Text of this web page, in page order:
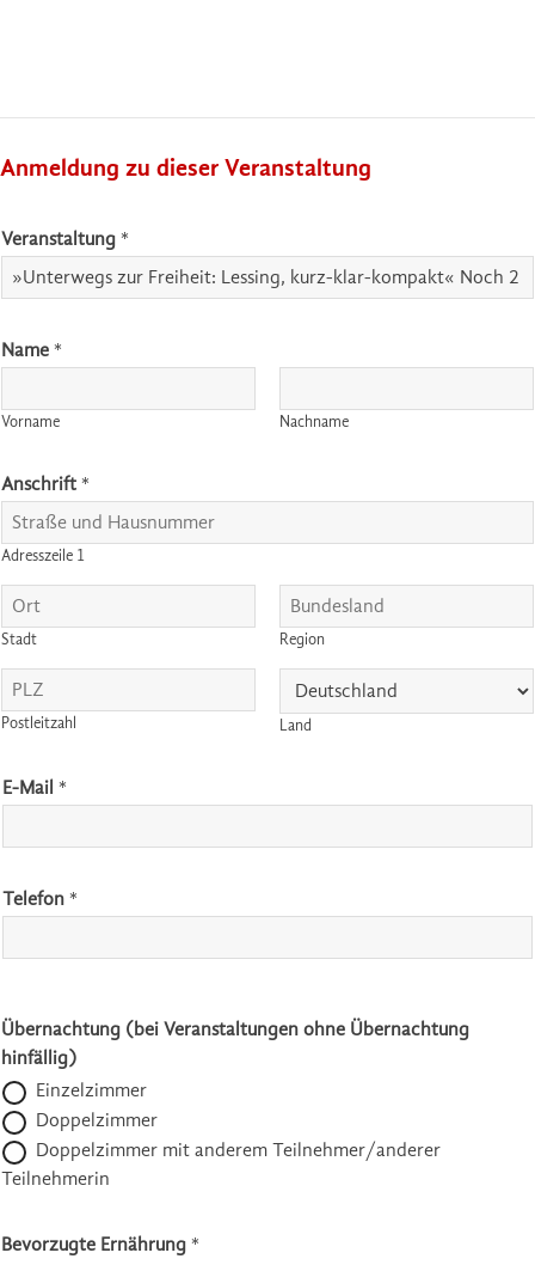
Anmeldung zu dieser Veranstaltung
*
a
l
Veranstaltung *
Name *
Vorname Nachname
Anschrift *
Adresszeile 1
Stadt Region
Postleitzahl Land
E-Mail *
Telefon *
Übernachtung (bei Veranstaltungen ohne Übernachtung
hinfällig)
Einzelzimmer
Doppelzimmer
Doppelzimmer mit anderem Teilnehmer/anderer
Teilnehmerin
Bevorzugte Ernährung *